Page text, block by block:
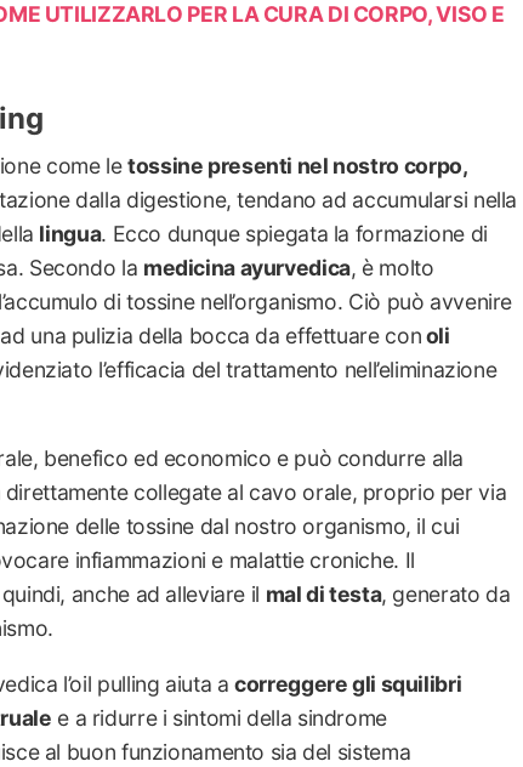
UTILIZZARLO PER LA CURA DI CORPO, VISO E
come letossine presenti nel nostro corpo,
dalla digestione, tendano ad accumularsi nella
lingua. Ecco dunque spiegata la formazione di
Secondo la medicina ayurvedica, è molto
di tossine nell’organismo. Ciò può avvenire
una pulizia della bocca da effettuare conoli
l’efficacia del trattamento nell’eliminazione
benefico ed economico e può condurre alla
direttamente collegate al cavo orale, proprio per via
delle tossine dal nostro organismo, il cui
infiammazioni e malattie croniche. Il
anche ad alleviare il mal di testa, generato da
l’oil pulling aiuta acorreggere gli squilibri
e a ridurre i sintomi della sindrome
al buon funzionamento sia del sistema